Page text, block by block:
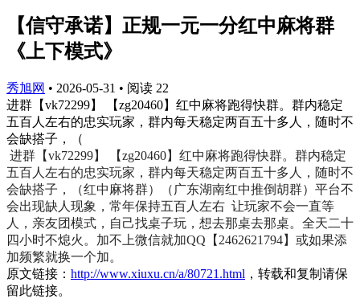
【信守承诺】正规一元一分红中麻将群
《上下模式》
秀旭网 • 2026-05-31 • 阅读 22
进群【vk72299】 【zg20460】红中麻将跑得快群。群内稳定
五百人左右的忠实玩家，群内每天稳定两百五十多人，随时不
会缺搭子，（
进群【vk72299】 【zg20460】红中麻将跑得快群。群内稳定
五百人左右的忠实玩家，群内每天稳定两百五十多人，随时不
会缺搭子，（红中麻将群）（广东湖南红中推倒胡群）平台不
会出现缺人现象，常年保持五百人左右 让玩家不会一直等
人，亲友团模式，自己找桌子玩，想去那桌去那桌。全天二十
四小时不熄火。加不上微信就加QQ【2462621794】或如果添
加频繁就换一个加。
原文链接： http://www.xiuxu.cn/a/80721.html ，转载和复制请保
留此链接。